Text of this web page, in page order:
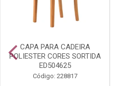
CAPA PARA CADEIRA
POLIESTER CORES SORTIDA
ED504625
Código: 228817